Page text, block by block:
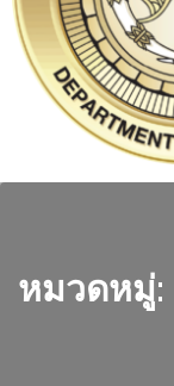
หมวดหมู่: